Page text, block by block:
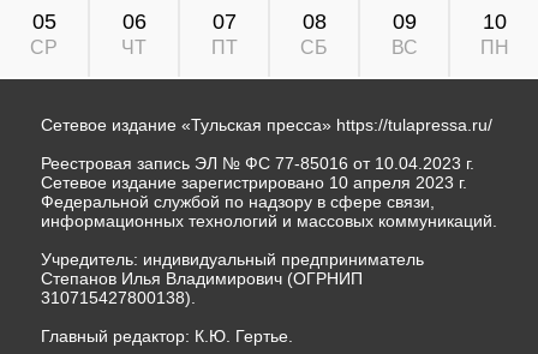
05
СР
06
ЧТ
07
ПТ
08
СБ
09
ВС
10
ПН
Сетевое издание «Тульская пресса» https://tulapressa.ru/
Реестровая запись ЭЛ № ФС 77-85016 от 10.04.2023 г.
Сетевое издание зарегистрировано 10 апреля 2023 г.
Федеральной службой по надзору в сфере связи,
информационных технологий и массовых коммуникаций.
Учредитель: индивидуальный предприниматель
Степанов Илья Владимирович (ОГРНИП
310715427800138).
Главный редактор: К.Ю. Гертье.